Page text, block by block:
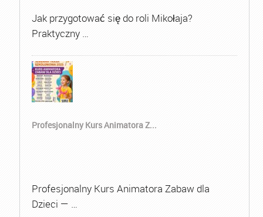
Jak przygotować się do roli Mikołaja?
Praktyczny …
Profesjonalny Kurs Animatora Z...
Profesjonalny Kurs Animatora Zabaw dla
Dzieci — …